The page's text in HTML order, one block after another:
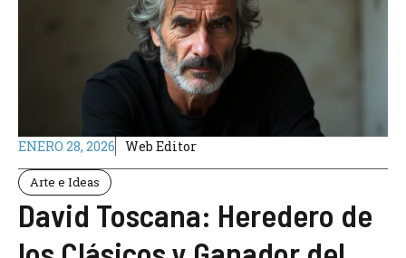
ENERO 28, 2026 Web Editor
Arte e Ideas
David Toscana: Heredero de